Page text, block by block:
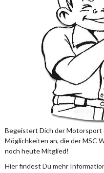
Begeistert Dich der Motorsport
Möglichkeiten an, die der MSC
noch heute Mitglied!
Hier findest Du mehr